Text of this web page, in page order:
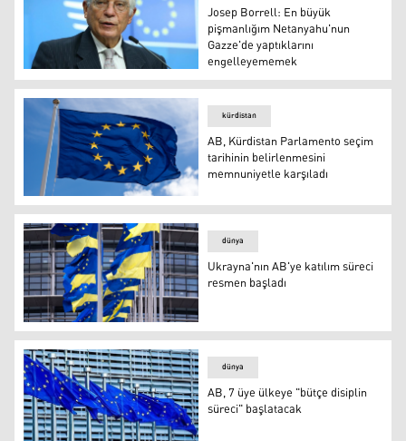
Josep Borrell
Josep Borrell: En büyük
pişmanlığım Netanyahu'nun
Gazze'de yaptıklarını
engelleyememek
AB, Kürdistan Parlamento seçim tarihinin
kürdistan
AB, Kürdistan Parlamento seçim
tarihinin belirlenmesini
memnuniyetle karşıladı
Ukrayna'nın AB'ye katılım süreci resmen başladı
dünya
Ukrayna'nın AB'ye katılım süreci
resmen başladı
dünya
AB, 7 üye ülkeye "bütçe disiplin
süreci" başlatacak